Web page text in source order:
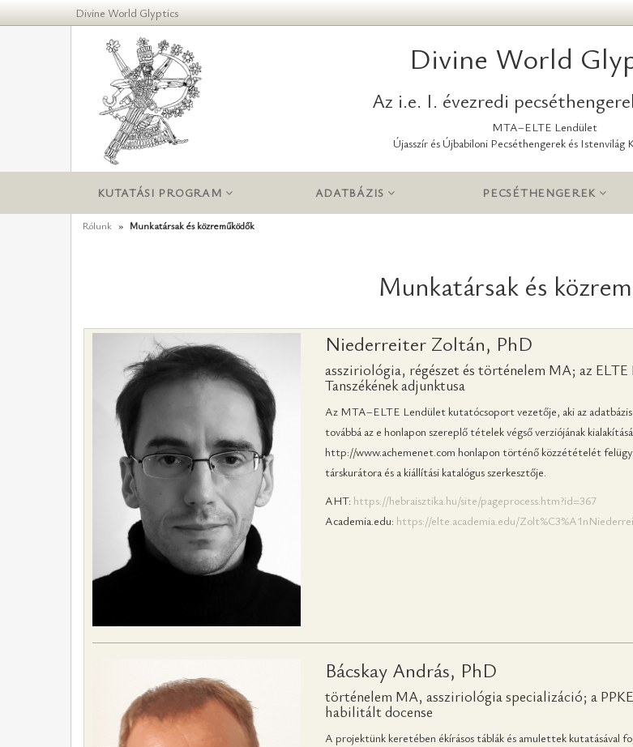
Divine World Glyptics
Divine World
Az i.e. I. évezredi
MTA–ELTE Lendület
Újasszír és Újbabiloni Pecséthengerek és
KUTATÁSI PROGRAM ADATBÁZIS PECSÉTHENGEREK
Rólunk Munkatársak és közreműködők
Munkatársak és
Niederreiter Zoltán, PhD
assziriológia, régészet és történelem MA; az
Tanszékének adjunktusa
Az MTA–ELTE Lendület kutatócsoport vezetője, aki az
továbbá az e honlapon szereplő tételek végső verziójának
http://www.achemenet.com honlapon történő közzétételét
társkurátora és a kiállítási katalógus szerkesztője.
AHT: https://hebraisztika.hu/site/pageprocess.htm?id=367
Academia.edu: https://elte.academia.edu/
Bácskay András, PhD
történelem MA, assziriológia specializáció; a
habilitált docense
A projektünk keretében ékírásos táblák és amulettek kutatásával